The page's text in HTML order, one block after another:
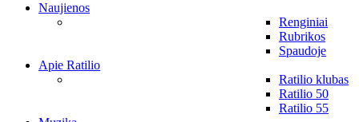
Naujienos
Renginiai
Rubrikos
Spaudoje
Apie Ratilio
Ratilio klubas
Ratilio 50
Ratilio 55